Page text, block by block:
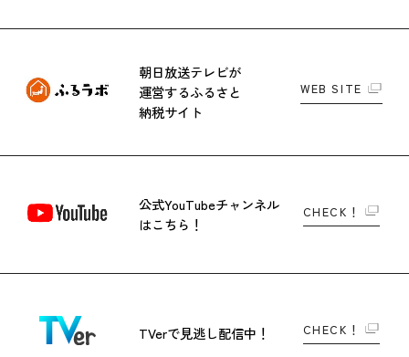
朝日放送テレビが
運営するふるさと
納税サイト
WEB SITE
公式YouTubeチャンネル
はこちら！
CHECK！
TVerで見逃し配信中！ CHECK！